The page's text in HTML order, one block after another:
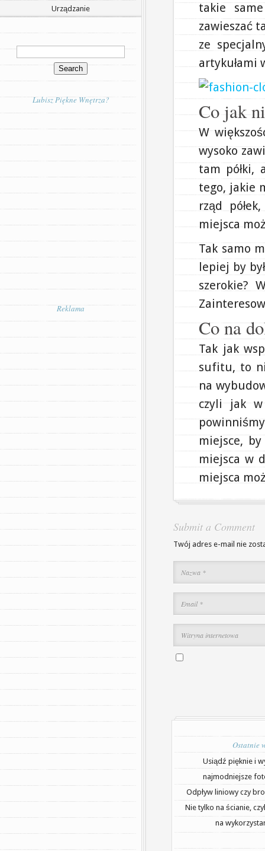
Urządzanie
Lubisz Piękne Wnętrza?
Reklama
takie
zawieszać
ze
artykułami
Co jak
W
wysoko
tam półki,
tego, jakie
rząd
miejsca
Tak samo
lepiej by
szerokie?
Co na
Tak jak
sufitu, to
na
czyli jak w
miejsce,
miejsca w
miejsca
Submit a Comment
Twój adres e-mail nie
Ostatnie
Usiądź pięknie i
najmodniejsze
Odpływ liniowy czy
Nie tylko na ścianie,
na